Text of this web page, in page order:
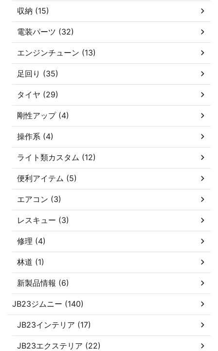
収納 (15)
電装パーツ (32)
エンジンチューン (13)
足回り (35)
タイヤ (29)
剛性アップ (4)
操作系 (4)
ライト類カスタム (12)
便利アイテム (5)
エアコン (3)
レスキュー (3)
修理 (4)
林道 (1)
新製品情報 (6)
JB23ジムニー (140)
JB23インテリア (17)
JB23エクステリア (22)